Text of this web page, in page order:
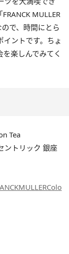
MULLER
で、時間にとら
ントです。ちょ
楽しんでみてく
Tea
ントリック 銀座